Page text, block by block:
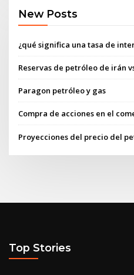
New Posts
¿qué significa una tasa de
Reservas de petróleo de irán
Paragon petróleo y gas
Compra de acciones en el
Proyecciones del precio del
Top Stories